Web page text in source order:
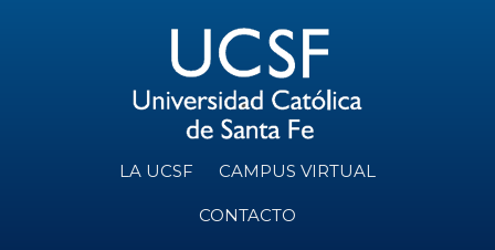
LA UCSF CAMPUS VIRTUAL
CONTACTO